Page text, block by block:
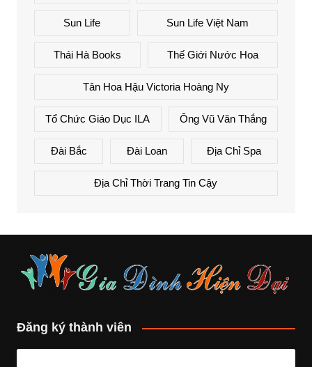
Sun Life Sun Life Việt Nam
Thái Hà Books Thế Giới Nước Hoa
Tân Hoa Hậu Victoria Hoàng Ny
Tổ Chức Giáo Dục ILA Ông Vũ Văn Thắng
Đài Bắc Đài Loan Địa Chỉ Spa
Địa Chỉ Thời Trang Tin Cậy
Đăng ký thành viên